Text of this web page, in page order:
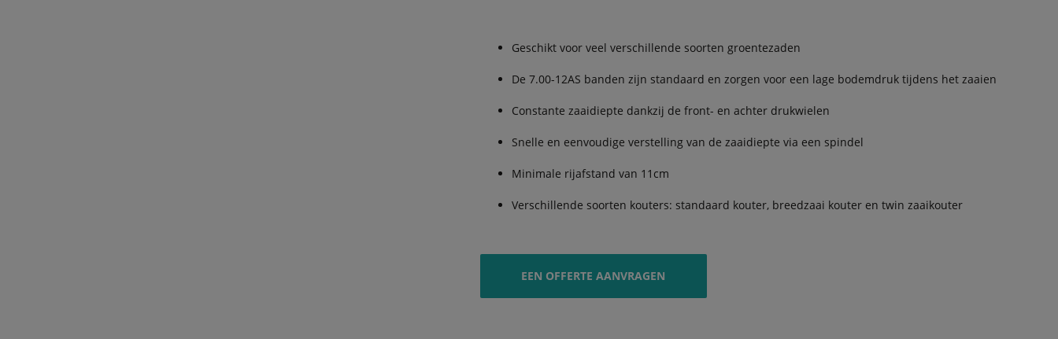
Geschikt voor veel verschillende soorten groentezaden
De 7.00-12AS banden zijn standaard en zorgen voor een lage bodemdruk tijdens het zaaien
Constante zaaidiepte dankzij de front- en achter drukwielen
Snelle en eenvoudige verstelling van de zaaidiepte via een spindel
Minimale rijafstand van 11cm
Verschillende soorten kouters: standaard kouter, breedzaai kouter en twin zaaikouter
EEN OFFERTE AANVRAGEN